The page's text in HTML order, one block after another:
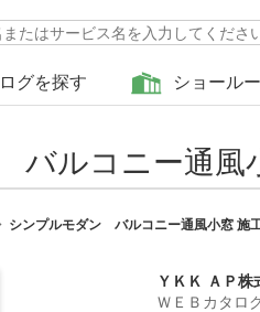
グを探す ショール
ルコニー通風
シンプルモダン バルコニー通風小窓 施
ＹＫＫ ＡＰ株
ＷＥＢカタロ